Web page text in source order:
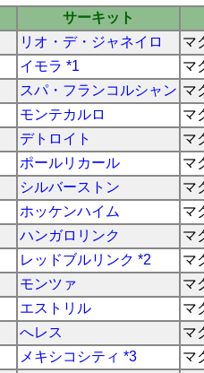
サーキット
リオ・デ・ジャネイロ
マ
イモラ *1
マ
スパ・フランコルシャン マ
モンテカルロ
マ
デトロイト
マ
ポールリカール
マ
シルバーストン
マ
ホッケンハイム
マ
ハンガロリンク
マ
レッドブルリンク *2
マ
モンツァ
マ
エストリル
マ
へレス
マ
メキシコシティ *3 マ